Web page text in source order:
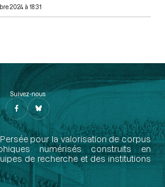
2024 à 18:31
Suivez-nous
pour la valorisation de corpus
numérisés construits en
de recherche et des institutions